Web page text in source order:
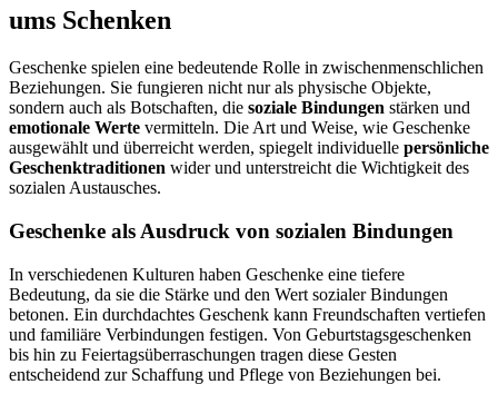
ums Schenken
Geschenke spielen eine bedeutende Rolle in zwischenmenschlichen
Beziehungen. Sie fungieren nicht nur als physische Objekte,
sondern auch als Botschaften, die soziale Bindungen stärken und
emotionale Werte vermitteln. Die Art und Weise, wie Geschenke
ausgewählt und überreicht werden, spiegelt individuelle persönliche
Geschenktraditionen wider und unterstreicht die Wichtigkeit des
sozialen Austausches.
Geschenke als Ausdruck von sozialen Bindungen
In verschiedenen Kulturen haben Geschenke eine tiefere
Bedeutung, da sie die Stärke und den Wert sozialer Bindungen
betonen. Ein durchdachtes Geschenk kann Freundschaften vertiefen
und familiäre Verbindungen festigen. Von Geburtstagsgeschenken
bis hin zu Feiertagsüberraschungen tragen diese Gesten
entscheidend zur Schaffung und Pflege von Beziehungen bei.